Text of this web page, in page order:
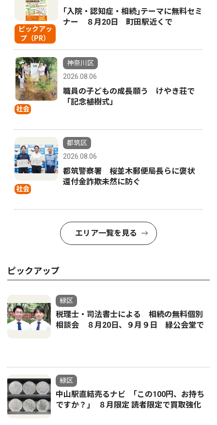
ピックアッ
プ（PR）
｢入院・認知症・相続｣テーマに無料セミ
ナー ８月20日 町田駅近くで
社会
神奈川区
2026.08.06
職員の子どもの成長願う けやき荘で
「記念植樹式」
社会
都筑区
2026.08.06
都筑警察署 桜並木郵便局長らに褒状
還付金詐欺未然に防ぐ
エリア一覧を見る
ピックアップ
緑区
税理士・司法書士による 相続の無料個別
相談会 ８月20日、９月９日 緑公会堂で
緑区
中山駅直結売るナビ ｢この100円、お持ち
ですか？｣ ８月限定 読者限定で買取強化